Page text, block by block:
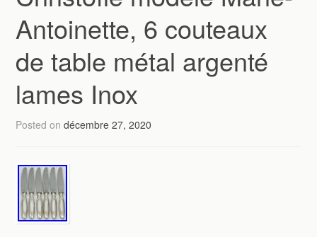
Antoinette, 6 couteaux
de table métal argenté
lames Inox
Posted ondécembre 27, 2020